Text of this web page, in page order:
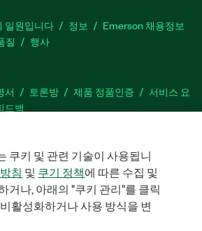
일원입니다 정보
Emerson 채용정보
질 행사
서 토론방 제품 정품인증
서비스 요
드백
Facebook
TwitterLinkedIn
CORP. 판권 소유. 한국내쇼날인스트
별시 영등포구 여의대로 108, 36층 (여의도
자: 수리후앗, 페드로와이안드라데 | 사업
쿠키 및 관련 기술이 사용됩니
침 및 쿠기 정책에 따른 수집 및
거나, 아래의 "쿠키 관리"를 클릭
활성화하거나 사용 방식을 변